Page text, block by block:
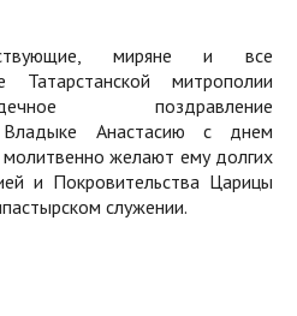
миряне и все
Татарстанской митрополии
поздравление
Владыке Анастасию с днем
желают ему долгих
и Покровительства Царицы
служении.